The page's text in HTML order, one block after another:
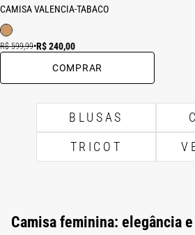
CAMISA VALENCIA-TABACO
R$ 599,99•R$ 240,00
COMPRAR
BLUSAS
TRICOT
Camisa feminina: elegância